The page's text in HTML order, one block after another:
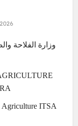
وزارة الفلاحة
Agriculture ITSA